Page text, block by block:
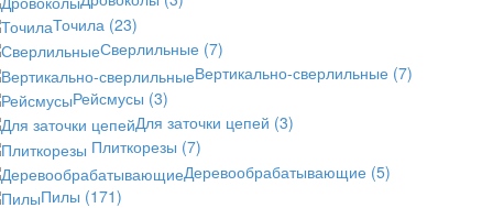
Точила (23)
Сверлильные (7)
Вертикально-сверлильные (7)
Рейсмусы (3)
Для заточки цепей (3)
Плиткорезы (7)
Деревообрабатывающие (5)
Пилы (171)